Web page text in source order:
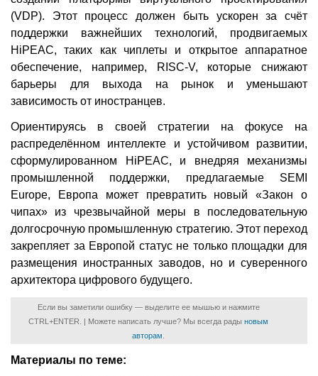
(VDP). Этот процесс должен быть ускорен за счёт
поддержки важнейших технологий, продвигаемых
HiPEAC, таких как чиплеты и открытое аппаратное
обеспечение, например, RISC-V, которые снижают
барьеры для выхода на рынок и уменьшают
зависимость от иностранцев.
Ориентируясь в своей стратегии на фокусе на
распределённом интеллекте и устойчивом развитии,
сформулированном HiPEAC, и внедряя механизмы
промышленной поддержки, предлагаемые SEMI
Europe, Европа может превратить новый «Закон о
чипах» из чрезвычайной меры в последовательную
долгосрочную промышленную стратегию. Этот переход
закрепляет за Европой статус не только площадки для
размещения иностранных заводов, но и суверенного
архитектора цифрового будущего.
Если вы заметили ошибку — выделите ее мышью и нажмите
CTRL+ENTER. | Можете написать лучше? Мы всегда рады новым
авторам
Материалы по теме: